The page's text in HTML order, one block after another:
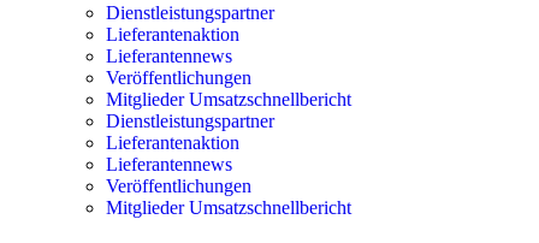
Dienstleistungspartner
Lieferantenaktion
Lieferantennews
Veröffentlichungen
Mitglieder Umsatzschnellbericht
Dienstleistungspartner
Lieferantenaktion
Lieferantennews
Veröffentlichungen
Mitglieder Umsatzschnellbericht